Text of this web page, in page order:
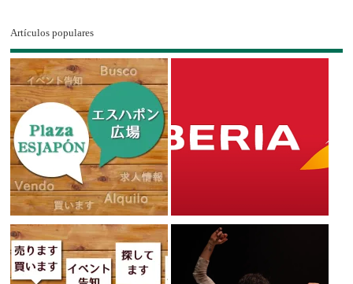
Artículos populares